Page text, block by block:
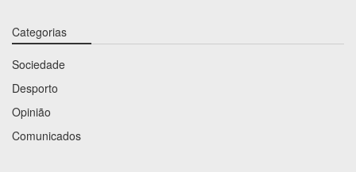
Categorias
Sociedade
Desporto
Opinião
Comunicados